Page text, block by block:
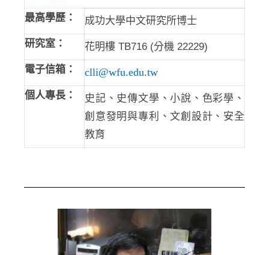
最高學歷：
成功大學中文研究所博士
研究室：
花明樓 TB716 (分機 22229)
電子信箱：
clli@wfu.edu.tw
個人專長：
史記、史傳文學、小說、色彩學、
創意發明與專利、文創設計、安全
教育